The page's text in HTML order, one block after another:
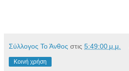
Σύλλογος Το Άνθος στις 5:49:00 μ.μ.
Κοινή χρήση